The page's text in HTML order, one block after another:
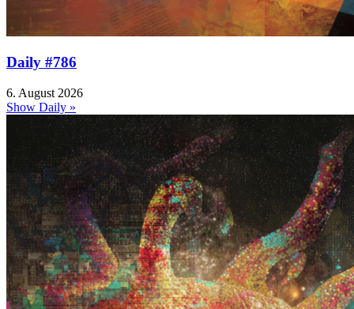
Daily #786
6. August 2026
Show Daily »